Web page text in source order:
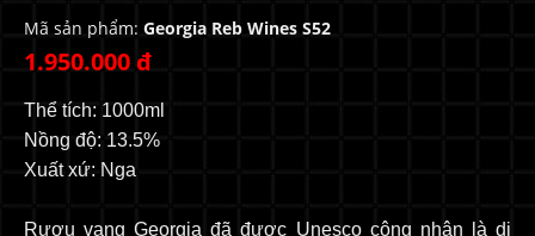
Mã sản phẩm: Georgia Reb Wines S52
1.950.000 đ
Thể tích: 1000ml
Nồng độ: 13.5%
Xuất xứ: Nga
Rượu vang Georgia đã được Unesco công nhận là di